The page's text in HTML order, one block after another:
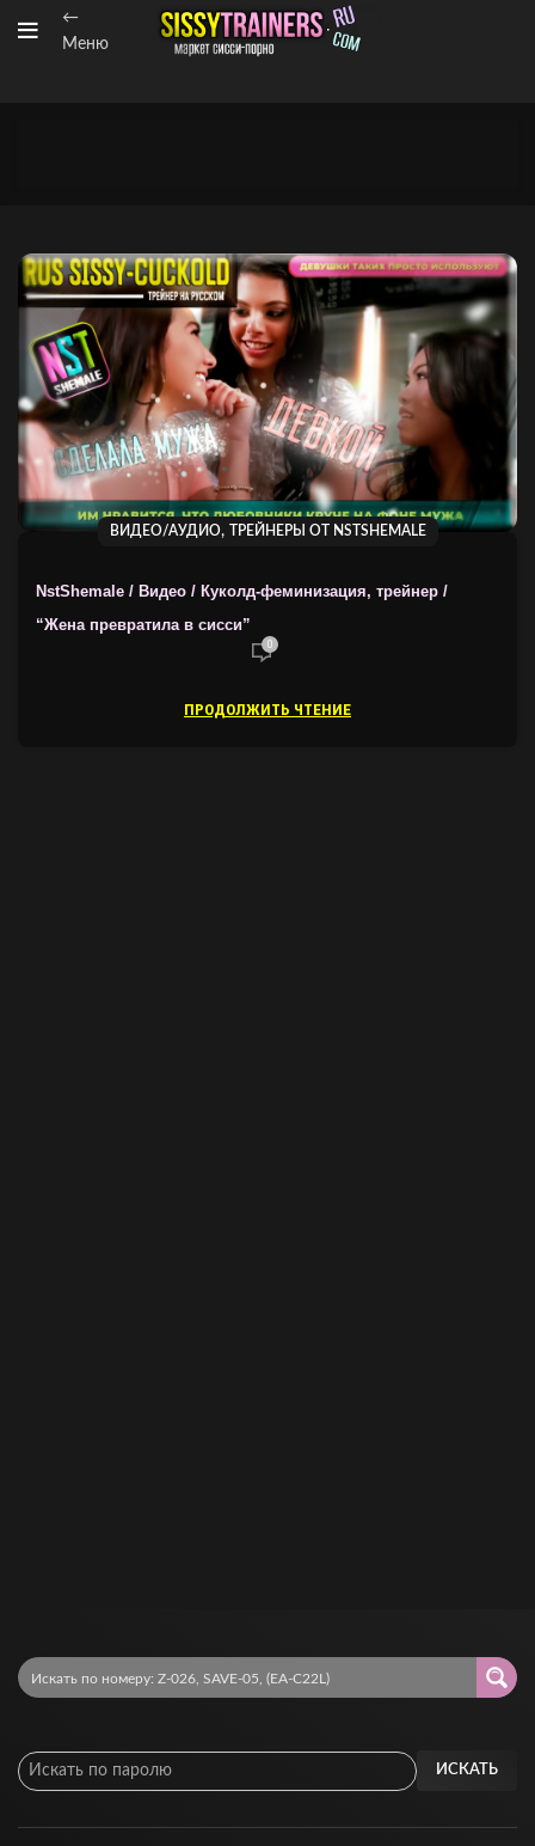
←
Меню
ВИДЕО/АУДИО, ТРЕЙНЕРЫ ОТ NSTSHEMALE
NstShemale / Видео / Куколд-феминизация, трейнер /
“Жена превратила в сисси”
0
ПРОДОЛЖИТЬ ЧТЕНИЕ
ИСКАТЬ